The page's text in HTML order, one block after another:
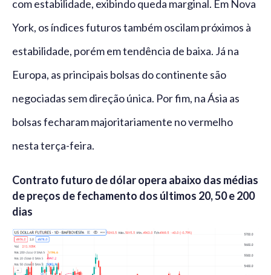
com estabilidade, exibindo queda marginal. Em Nova
York, os índices futuros também oscilam próximos à
estabilidade, porém em tendência de baixa. Já na
Europa, as principais bolsas do continente são
negociadas sem direção única. Por fim, na Ásia as
bolsas fecharam majoritariamente no vermelho
nesta terça-feira.
Contrato futuro de dólar opera abaixo das médias
de preços de fechamento dos últimos 20, 50 e 200
dias